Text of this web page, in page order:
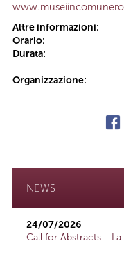
Altre informazioni:
Orario:
Durata:
Organizzazione:
NEWS
24/07/2026
Call for Abstracts -